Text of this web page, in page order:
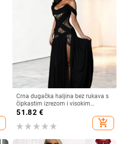
Crna dugačka haljina bez rukava s
čipkastim izrezom i visokim
prorezom, večernja haljina
51.82 €
add_shopping_cart